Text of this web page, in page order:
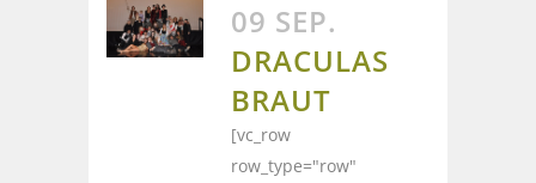
09 SEP.
DRACULAS
BRAUT
[vc_row
row_type="row"